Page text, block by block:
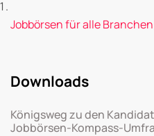
Jobbörsen für alle
Downloads
Königsweg zu den
Jobbörsen-Kompass-